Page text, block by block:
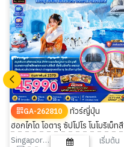
GA-262810
ทัวร์ญี่ปุ่น
ฮอกไกโด โอตารุ ซัปโปโร โนโบริเบ็ทสึ
เทศกาลน้ำแข็งชิโคสึ 6วัน 4คืน
Singapore Airlines
เริ่มต้น